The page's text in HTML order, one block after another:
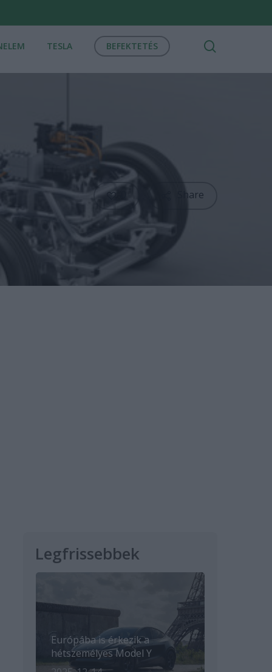
TESLA BEFEKTETÉS
Share
Legfrissebbek
Európába is érkezik a
hétszemélyes Model Y